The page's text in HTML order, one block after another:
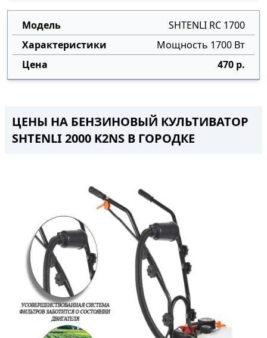
SHTENLI RC 1700
Мощность 1700 Вт
470 р.
ЦЕНЫ НА БЕНЗИНОВЫЙ КУЛЬТИВАТОР
SHTENLI 2000 K2NS В ГОРОДКЕ